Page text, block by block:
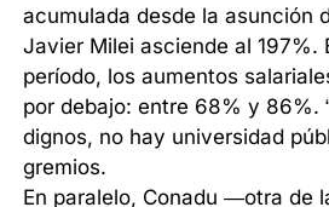
acumulada desde la asunción
Javier Milei asciende al 197%.
período, los aumentos
por debajo: entre 68% y 86%.
dignos, no hay universidad
gremios.
En paralelo, Conadu —otra de